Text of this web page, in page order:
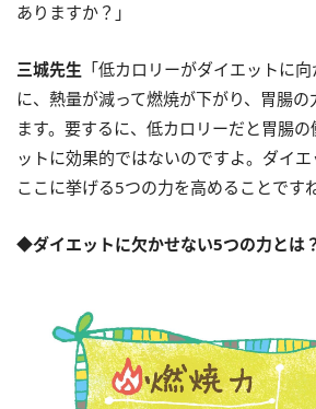
ありますか？」
三城先生 「低カロリーがダイエットに
に、熱量が減って燃焼が下がり、胃腸の
ます。要するに、低カロリーだと胃腸
ットに効果的ではないのですよ。ダイエ
ここに挙げる5つの力を高めることです
◆ダイエットに欠かせない5つの力とは